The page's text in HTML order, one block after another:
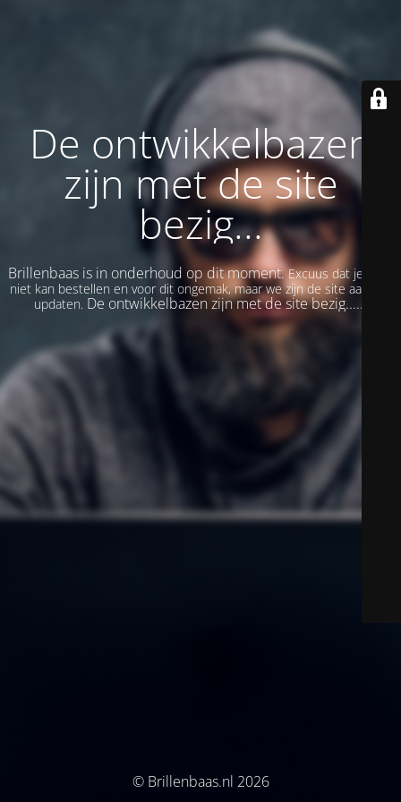
De ontwikkelbazen
zijn met de site
bezig...
Brillenbaas is in onderhoud op dit moment.Excuus dat je even
niet kan bestellen en voor dit ongemak, maar we zijn de site aan het
updaten. De ontwikkelbazen zijn met de site bezig......
© Brillenbaas.nl 2026